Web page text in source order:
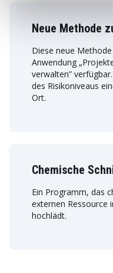
Neue Methode
Diese neue
Anwendung
verwalten”
des Risikoniveaus
Ort.
Chemische
Ein Programm, das
externen Ressource
hochlädt.